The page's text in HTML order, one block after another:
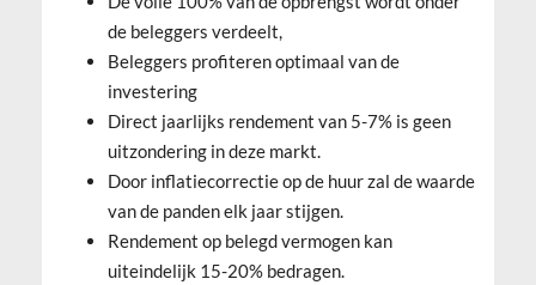
de beleggers verdeelt,
Beleggers profiteren optimaal van de
investering
Direct jaarlijks rendement van 5-7% is geen
uitzondering in deze markt.
Door inflatiecorrectie op de huur zal de waarde
van de panden elk jaar stijgen.
Rendement op belegd vermogen kan
uiteindelijk 15-20% bedragen.